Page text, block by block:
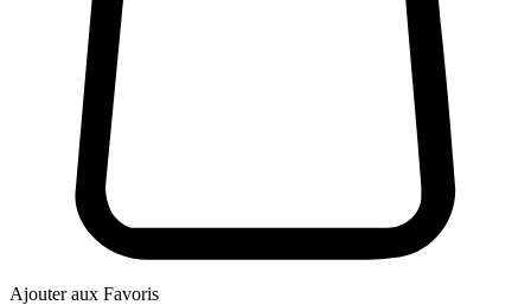
Ajouter aux Favoris